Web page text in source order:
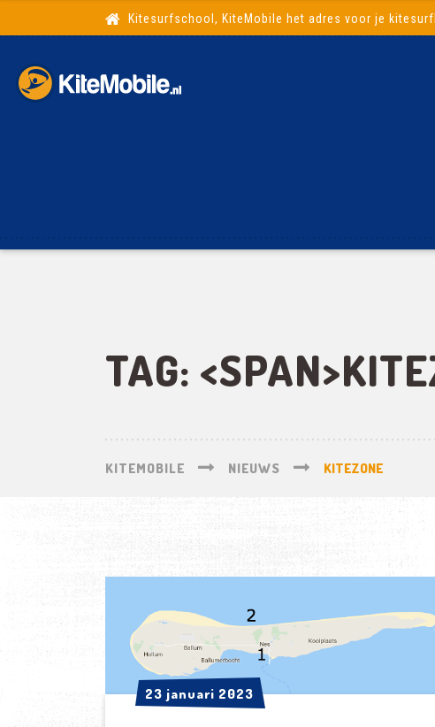
Kitesurfschool, KiteMobile het adres voor je
TAG:
KITEMOBILE NIEUWS KITEZONE
23 januari 2023
23 januari 2023